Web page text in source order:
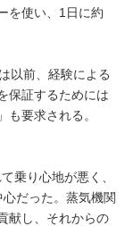
を使い、1日に約
以前、経験による
保証するためには
要求される。
乗り心地が悪く、
だった。蒸気機関
献し、それからの